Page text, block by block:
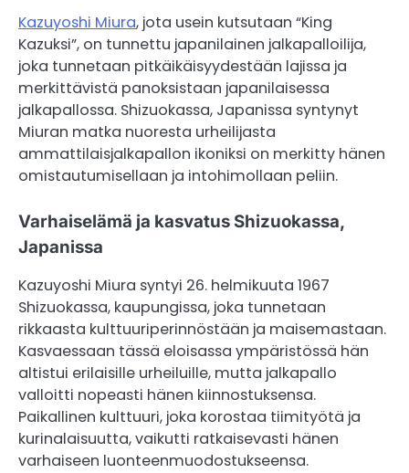
Kazuyoshi Miura, jota usein kutsutaan “King
Kazuksi”, on tunnettu japanilainen jalkapalloilija,
joka tunnetaan pitkäikäisyydestään lajissa ja
merkittävistä panoksistaan japanilaisessa
jalkapallossa. Shizuokassa, Japanissa syntynyt
Miuran matka nuoresta urheilijasta
ammattilaisjalkapallon ikoniksi on merkitty hänen
omistautumisellaan ja intohimollaan peliin.
Varhaiselämä ja kasvatus Shizuokassa,
Japanissa
Kazuyoshi Miura syntyi 26. helmikuuta 1967
Shizuokassa, kaupungissa, joka tunnetaan
rikkaasta kulttuuriperinnöstään ja maisemastaan.
Kasvaessaan tässä eloisassa ympäristössä hän
altistui erilaisille urheiluille, mutta jalkapallo
valloitti nopeasti hänen kiinnostuksensa.
Paikallinen kulttuuri, joka korostaa tiimityötä ja
kurinalaisuutta, vaikutti ratkaisevasti hänen
varhaiseen luonteenmuodostukseensa.